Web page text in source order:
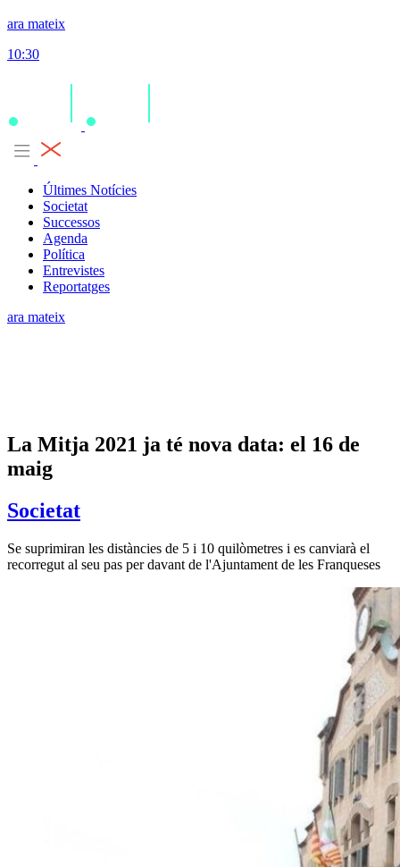
ara mateix
10:30
Últimes Notícies
Societat
Successos
Agenda
Política
Entrevistes
Reportatges
ara mateix
La Mitja 2021 ja té nova data: el 16 de
maig
Societat
Se suprimiran les distàncies de 5 i 10 quilòmetres i es canviarà el
recorregut al seu pas per davant de l'Ajuntament de les Franqueses